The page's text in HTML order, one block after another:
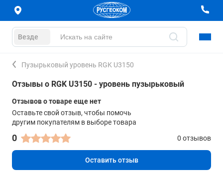
Везде
Пузырьковый уровень RGK U3150
Отзывы о RGK U3150 - уровень пузырьковый
Отзывов о товаре еще нет
Оставьте свой отзыв, чтобы помочь
другим покупателям в выборе товара
0 0 отзывов
Оставить отзыв